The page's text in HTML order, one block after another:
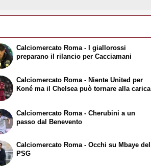
Calciomercato Roma - I giallorossi
preparano il rilancio per Cacciamani
Calciomercato Roma - Niente United per
Koné ma il Chelsea può tornare alla carica
Calciomercato Roma - Cherubini a un
passo dal Benevento
Calciomercato Roma - Occhi su Mbaye del
PSG